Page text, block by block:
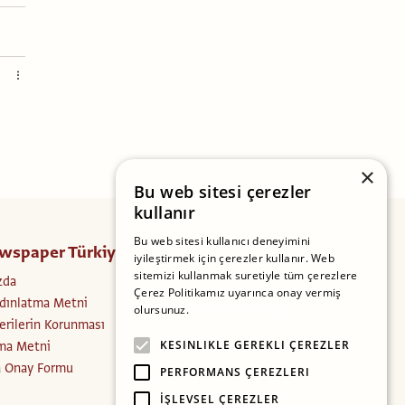
Türkiye
Metni
Korunması
Metni
Onay Formu
Takip Edin
Facebook
Instagram
×
Bu web sitesi çerezler
kullanır
Bu web sitesi kullanıcı deneyimini
iyileştirmek için çerezler kullanır. Web
sitemizi kullanmak suretiyle tüm çerezlere
Çerez Politikamız uyarınca onay vermiş
olursunuz.
KESINLIKLE GEREKLI ÇEREZLER
PERFORMANS ÇEREZLERI
İŞLEVSEL ÇEREZLER